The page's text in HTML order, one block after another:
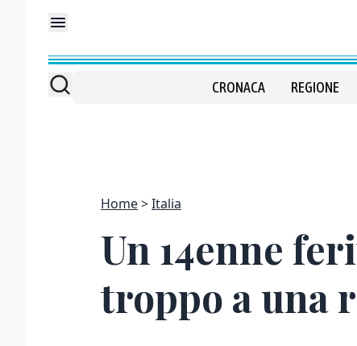
CRONACA REGIONE
Home Italia
Un 14enne
troppo a una